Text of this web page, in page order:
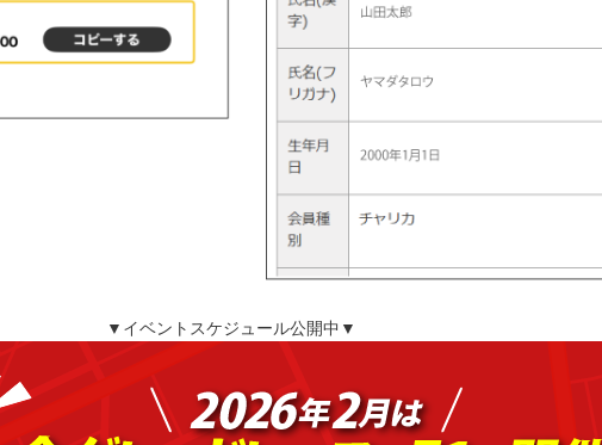
▼イベントスケジュール公開中▼